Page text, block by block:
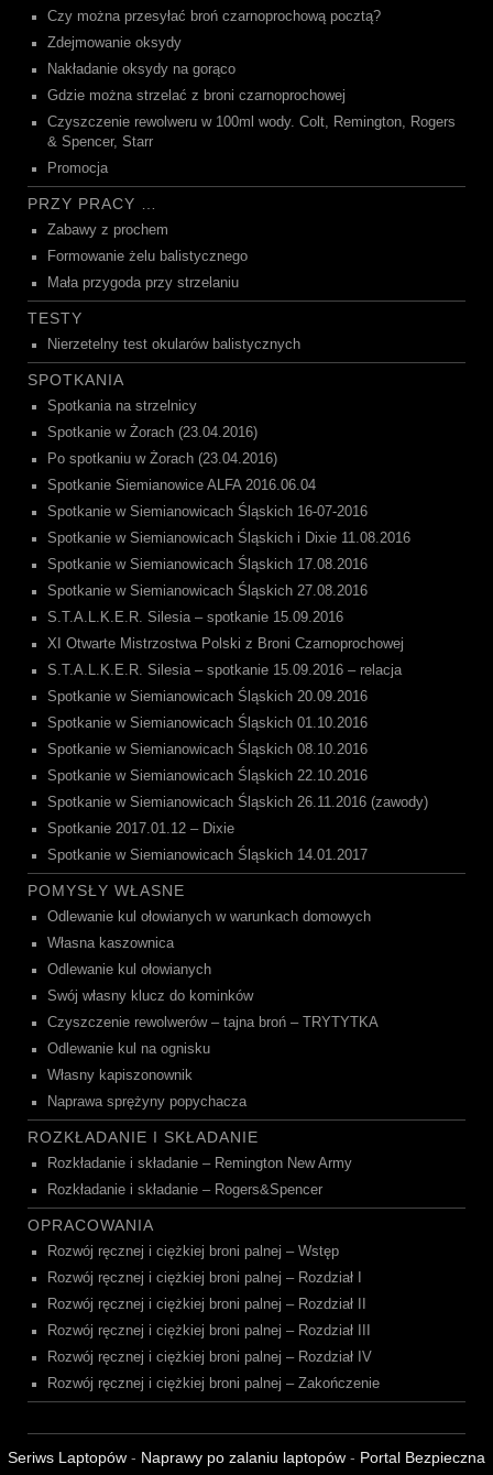
Czy można przesyłać broń czarnoprochową pocztą?
Zdejmowanie oksydy
Nakładanie oksydy na gorąco
Gdzie można strzelać z broni czarnoprochowej
Czyszczenie rewolweru w 100ml wody. Colt, Remington, Rogers
& Spencer, Starr
Promocja
PRZY PRACY …
Zabawy z prochem
Formowanie żelu balistycznego
Mała przygoda przy strzelaniu
TESTY
Nierzetelny test okularów balistycznych
SPOTKANIA
Spotkania na strzelnicy
Spotkanie w Żorach (23.04.2016)
Po spotkaniu w Żorach (23.04.2016)
Spotkanie Siemianowice ALFA 2016.06.04
Spotkanie w Siemianowicach Śląskich 16-07-2016
Spotkanie w Siemianowicach Śląskich i Dixie 11.08.2016
Spotkanie w Siemianowicach Śląskich 17.08.2016
Spotkanie w Siemianowicach Śląskich 27.08.2016
S.T.A.L.K.E.R. Silesia – spotkanie 15.09.2016
XI Otwarte Mistrzostwa Polski z Broni Czarnoprochowej
S.T.A.L.K.E.R. Silesia – spotkanie 15.09.2016 – relacja
Spotkanie w Siemianowicach Śląskich 20.09.2016
Spotkanie w Siemianowicach Śląskich 01.10.2016
Spotkanie w Siemianowicach Śląskich 08.10.2016
Spotkanie w Siemianowicach Śląskich 22.10.2016
Spotkanie w Siemianowicach Śląskich 26.11.2016 (zawody)
Spotkanie 2017.01.12 – Dixie
Spotkanie w Siemianowicach Śląskich 14.01.2017
POMYSŁY WŁASNE
Odlewanie kul ołowianych w warunkach domowych
Własna kaszownica
Odlewanie kul ołowianych
Swój własny klucz do kominków
Czyszczenie rewolwerów – tajna broń – TRYTYTKA
Odlewanie kul na ognisku
Własny kapiszonownik
Naprawa sprężyny popychacza
ROZKŁADANIE I SKŁADANIE
Rozkładanie i składanie – Remington New Army
Rozkładanie i składanie – Rogers&Spencer
OPRACOWANIA
Rozwój ręcznej i ciężkiej broni palnej – Wstęp
Rozwój ręcznej i ciężkiej broni palnej – Rozdział I
Rozwój ręcznej i ciężkiej broni palnej – Rozdział II
Rozwój ręcznej i ciężkiej broni palnej – Rozdział III
Rozwój ręcznej i ciężkiej broni palnej – Rozdział IV
Rozwój ręcznej i ciężkiej broni palnej – Zakończenie
Seriws Laptopów - Naprawy po zalaniu laptopów - Portal Bezpieczna